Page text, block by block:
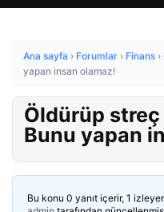
Ana sayfa › Forumlar › Finans ›
yapan insan olamaz!
Öldürüp streç
Bunu yapan
Bu konu 0 yanıt içerir, 1